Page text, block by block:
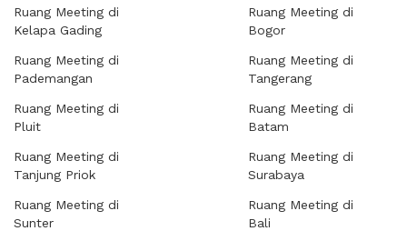
Ruang Meeting di
Kelapa Gading
Ruang Meeting di
Pademangan
Ruang Meeting di
Pluit
Ruang Meeting di
Tanjung Priok
Ruang Meeting di
Sunter
Ruang Meeting di
Bogor
Ruang Meeting di
Tangerang
Ruang Meeting di
Batam
Ruang Meeting di
Surabaya
Ruang Meeting di
Bali